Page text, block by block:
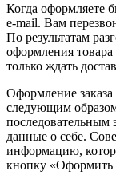
Когда оформляете
e-mail. Вам
По результатам
оформления
только ждать
Оформление
следующим
последовательным
данные о себе.
информацию,
кнопку «Оформить